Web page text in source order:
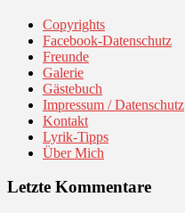
Copyrights
Facebook-Datenschutz
Freunde
Galerie
Gästebuch
Impressum / Datenschutz
Kontakt
Lyrik-Tipps
Über Mich
Letzte Kommentare